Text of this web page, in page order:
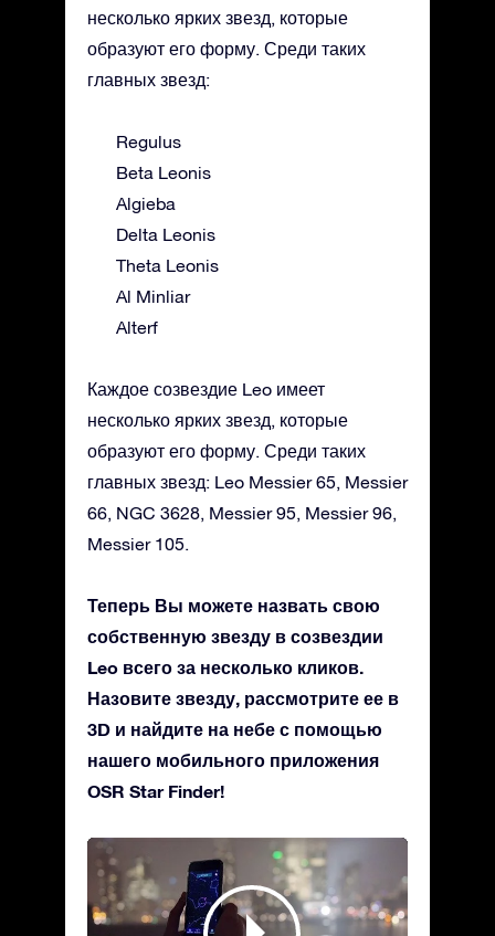
несколько ярких звезд, которые
образуют его форму. Среди таких
главных звезд:
Regulus
Beta Leonis
Algieba
Delta Leonis
Theta Leonis
Al Minliar
Alterf
Каждое созвездие Leo имеет
несколько ярких звезд, которые
образуют его форму. Среди таких
главных звезд: Leo Messier 65, Messier
66, NGC 3628, Messier 95, Messier 96,
Messier 105.
Теперь Вы можете назвать свою
собственную звезду в созвездии
Leo всего за несколько кликов.
Назовите звезду, рассмотрите ее в
3D и найдите на небе с помощью
нашего мобильного приложения
OSR Star Finder!